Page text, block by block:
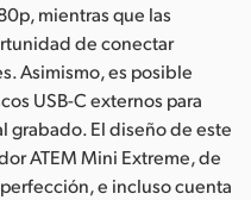
mientras que las
de conectar
Asimismo, es posible
USB-C externos para
grabado. El diseño de este
ATEM Mini Extreme, de
e incluso cuenta